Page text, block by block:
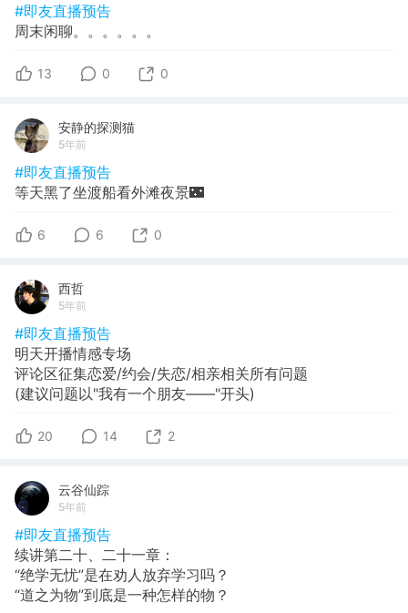
#即友直播预告
周末闲聊。。。。。。
13 0 0
安静的探测猫
5年前
#即友直播预告
等天黑了坐渡船看外滩夜景🌃
6 6 0
西哲
5年前
#即友直播预告
明天开播情感专场
评论区征集恋爱/约会/失恋/相亲相关所有问题
(建议问题以"我有一个朋友——"开头)
20 14 2
云谷仙踪
5年前
#即友直播预告
续讲第二十、二十一章：
“绝学无忧”是在劝人放弃学习吗？
“道之为物”到底是一种怎样的物？